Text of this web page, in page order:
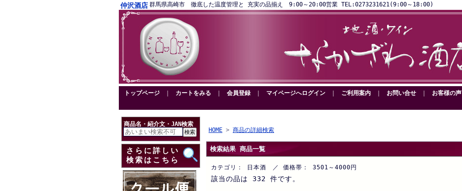
仲沢酒店 群馬県高崎市 徹底した温度管理と 充実の品揃え 9:00～20:00営業 TEL:0273231621(9:00～18:00)
トップページ カートをみる 会員登録 マイページへログイン ご利用案内 お問い合せ お客様の声
商品名・紹介文・JAN検索
さらに詳しい
検索はこちら
HOME > 商品の詳細検索
検索結果 商品一覧
カテゴリ： 日本酒 ／ 価格帯： 3501～4000円
該当の品は 332 件です。